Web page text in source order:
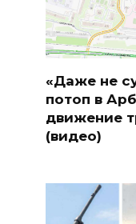
«Даже не
потоп в
движение
(видео)